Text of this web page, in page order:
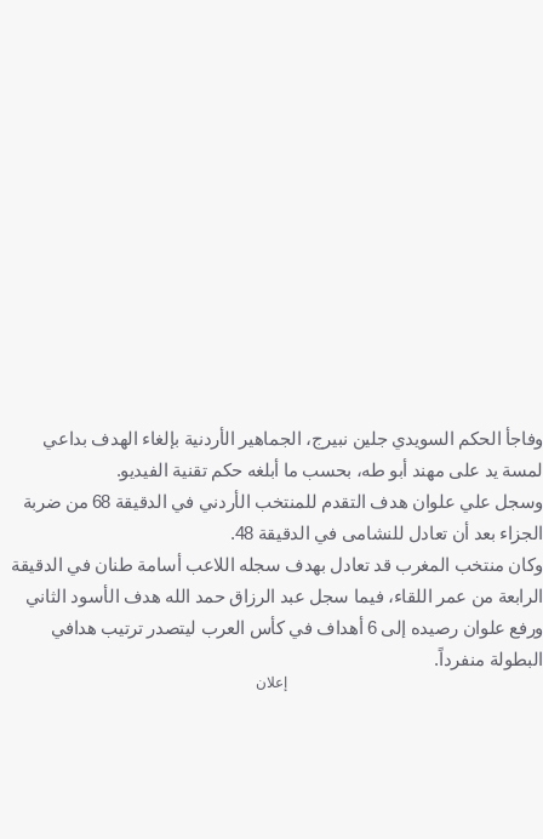
وفاجأ الحكم السويدي جلين نبيرج، الجماهير الأردنية بإلغاء الهدف بداعي
لمسة يد على مهند أبو طه، بحسب ما أبلغه حكم تقنية الفيديو.
وسجل علي علوان هدف التقدم للمنتخب الأردني في الدقيقة 68 من ضربة
الجزاء بعد أن تعادل للنشامى في الدقيقة 48.
وكان منتخب المغرب قد تعادل بهدف سجله اللاعب أسامة طنان في الدقيقة
الرابعة من عمر اللقاء، فيما سجل عبد الرزاق حمد الله هدف الأسود الثاني
ورفع علوان رصيده إلى 6 أهداف في كأس العرب ليتصدر ترتيب هدافي
البطولة منفرداً.
إعلان